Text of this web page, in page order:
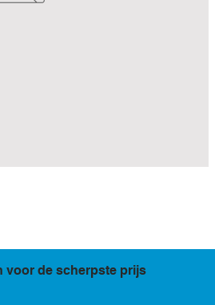
voor de scherpste prijs